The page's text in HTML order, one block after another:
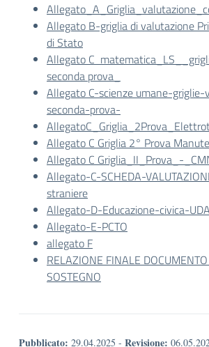
Allegato B-griglia di valutazione
di Stato
Allegato C
seconda prova_
Allegato C-scienze umane-
seconda-prova-
Allegato C Griglia 2° Prova
Allegato C Griglia_II_Prova_-
Allegato-C-SCHEDA-
straniere
Allegato-D-Educazione-civica-
Allegato-E-PCTO
allegato F
RELAZIONE FINALE
SOSTEGNO
Pubblicato: 29.04.2025 - Revisione: